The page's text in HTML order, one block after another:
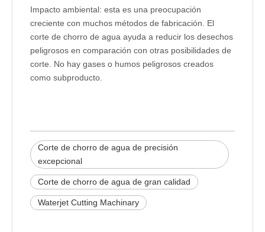
Impacto ambiental: esta es una preocupación
creciente con muchos métodos de fabricación. El
corte de chorro de agua ayuda a reducir los desechos
peligrosos en comparación con otras posibilidades de
corte. No hay gases o humos peligrosos creados
como subproducto.
Corte de chorro de agua de precisión
excepcional
Corte de chorro de agua de gran calidad
Waterjet Cutting Machinary